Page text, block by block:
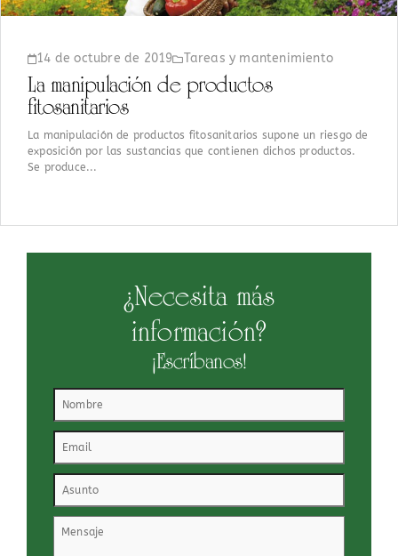
14 de octubre de 2019 Tareas y mantenimiento
La manipulación de productos
fitosanitarios
La manipulación de productos fitosanitarios supone un riesgo de
exposición por las sustancias que contienen dichos productos.
Se produce...
¿Necesita más
información?
¡Escríbanos!